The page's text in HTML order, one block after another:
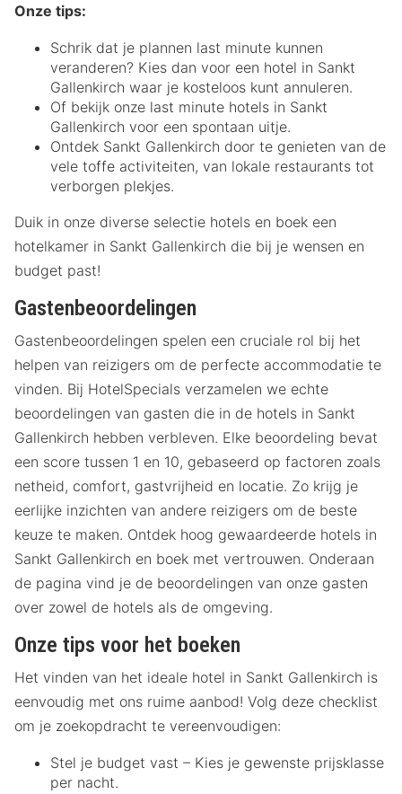
Onze tips:
Schrik dat je plannen last minute kunnen
veranderen? Kies dan voor een hotel in Sankt
Gallenkirch waar je kosteloos kunt annuleren.
Of bekijk onze last minute hotels in Sankt
Gallenkirch voor een spontaan uitje.
Ontdek Sankt Gallenkirch door te genieten van de
vele toffe activiteiten, van lokale restaurants tot
verborgen plekjes.
Duik in onze diverse selectie hotels en boek een
hotelkamer in Sankt Gallenkirch die bij je wensen en
budget past!
Gastenbeoordelingen
Gastenbeoordelingen spelen een cruciale rol bij het
helpen van reizigers om de perfecte accommodatie te
vinden. Bij HotelSpecials verzamelen we echte
beoordelingen van gasten die in de hotels in Sankt
Gallenkirch hebben verbleven. Elke beoordeling bevat
een score tussen 1 en 10, gebaseerd op factoren zoals
netheid, comfort, gastvrijheid en locatie. Zo krijg je
eerlijke inzichten van andere reizigers om de beste
keuze te maken. Ontdek hoog gewaardeerde hotels in
Sankt Gallenkirch en boek met vertrouwen. Onderaan
de pagina vind je de beoordelingen van onze gasten
over zowel de hotels als de omgeving.
Onze tips voor het boeken
Het vinden van het ideale hotel in Sankt Gallenkirch is
eenvoudig met ons ruime aanbod! Volg deze checklist
om je zoekopdracht te vereenvoudigen:
Stel je budget vast – Kies je gewenste prijsklasse
per nacht.